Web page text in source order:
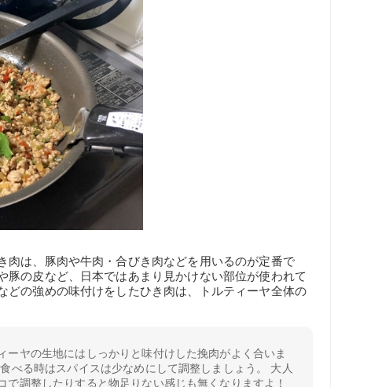
肉は、豚肉や牛肉・合びき肉などを用いるのが定番で
豚の皮など、日本ではあまり見かけない部位が使われて
どの強めの味付けをしたひき肉は、トルティーヤ全体の
ーヤの生地にはしっかりと味付けした挽肉がよく合いま
べる時はスパイスは少なめにして調整しましょう。 大人
で調整したりすると物足りない感じも無くなりますよ！